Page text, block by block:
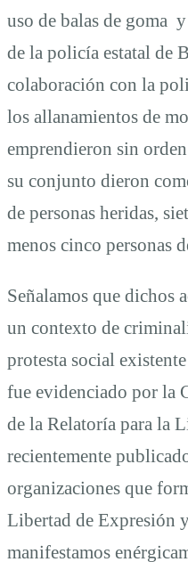
uso de balas de goma
de la policía estatal de
colaboración con la
los allanamientos de
emprendieron sin
su conjunto dieron
de personas heridas,
menos cinco personas
Señalamos que dichos
un contexto de
protesta social
fue evidenciado por la
de la Relatoría para la
recientemente
organizaciones que
Libertad de Expresión
manifestamos